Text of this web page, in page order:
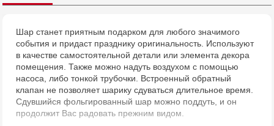
Crafti Ciocana - str. Alecu Russo, 61/6
Crafti Riscani - bd. Moscova, 2
Multistore Poșta Veche - str. Socoleni, 7
Шар станет приятным подарком для любого значимого
события и придаст празднику оригинальность. Используют
в качестве самостоятельной детали или элемента декора
помещения. Также можно надуть воздухом с помощью
насоса, либо тонкой трубочки. Встроенный обратный
клапан не позволяет шарику сдуваться длительное время.
Сдувшийся фольгированный шар можно поддуть, и он
продолжит Вас радовать прежним видом.